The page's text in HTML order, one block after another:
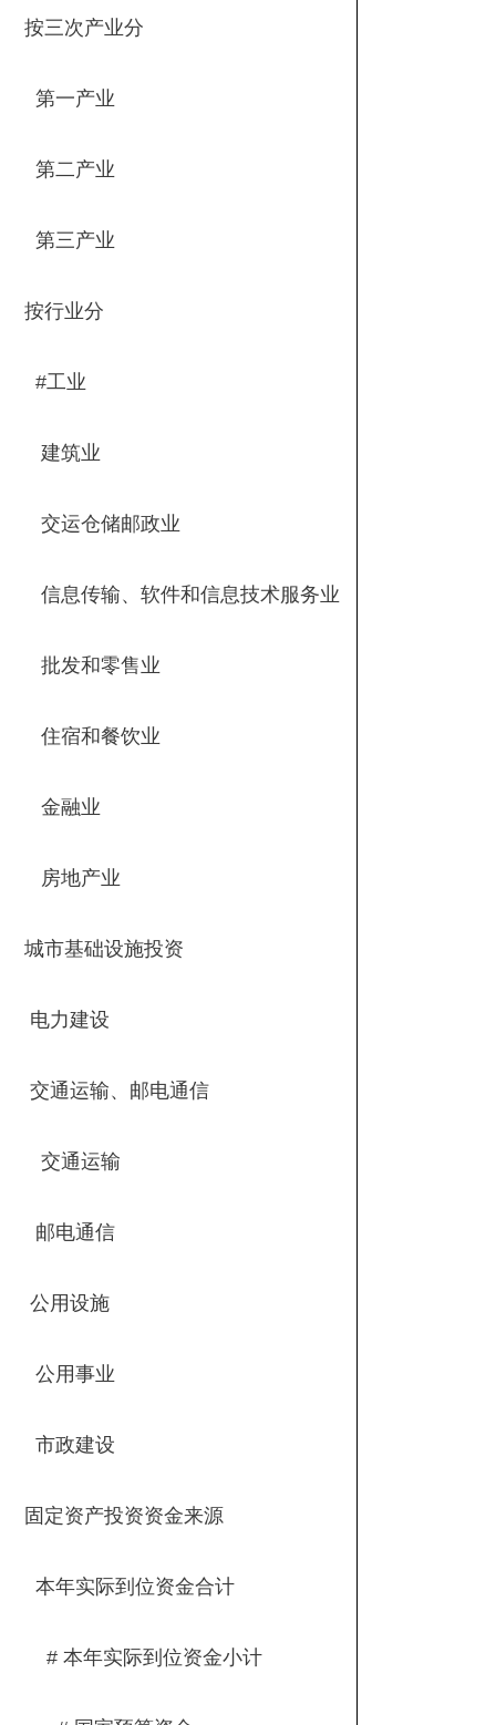
按三次产业分
第一产业
第二产业
第三产业
按行业分
#工业
建筑业
交运仓储邮政业
信息传输、软件和信息技术服务业
批发和零售业
住宿和餐饮业
金融业
房地产业
城市基础设施投资
电力建设
交通运输、邮电通信
交通运输
邮电通信
公用设施
公用事业
市政建设
固定资产投资资金来源
本年实际到位资金合计
# 本年实际到位资金小计